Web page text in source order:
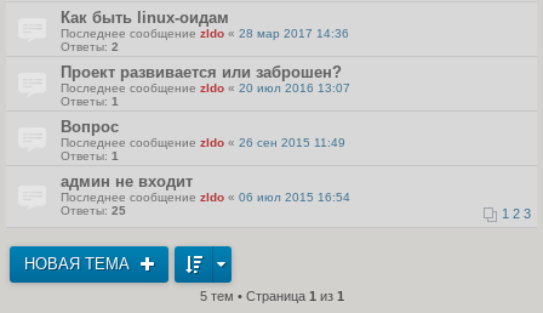
Как быть linux-оидам
Последнее сообщение zldo « 28 мар 2017 14:36
Ответы: 2
Проект развивается или заброшен?
Последнее сообщение zldo « 20 июл 2016 13:07
Ответы: 1
Вопрос
Последнее сообщение zldo « 26 сен 2015 11:49
Ответы: 1
админ не входит
Последнее сообщение zldo « 06 июл 2015 16:54
Ответы: 25 1 2 3
НОВАЯ ТЕМА
5 тем • Страница 1 из 1